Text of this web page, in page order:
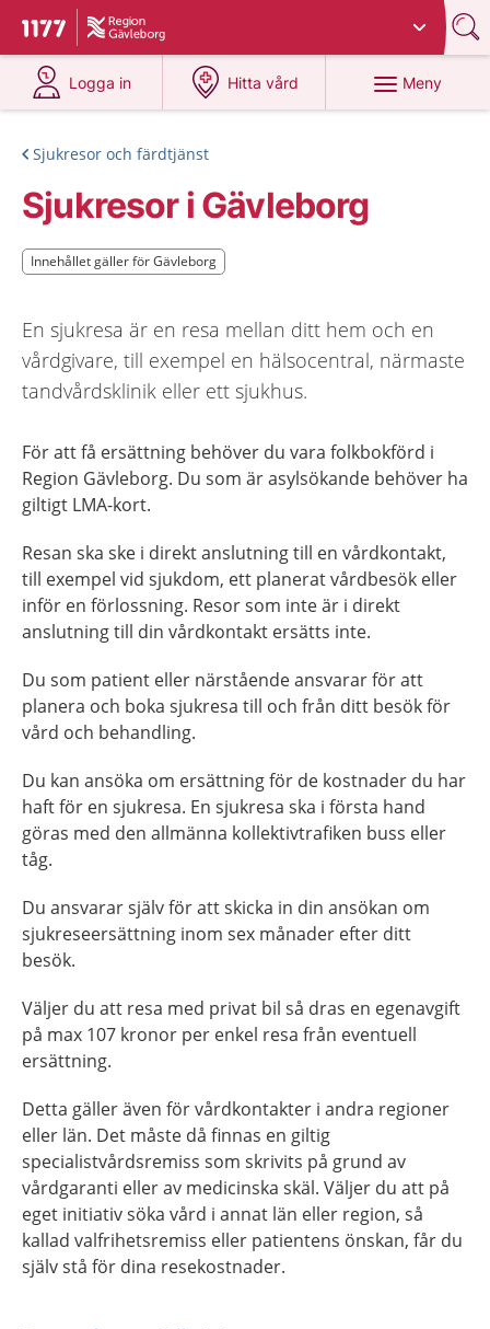
Till startsidan för 1177
Du har valt region
Logga in
på 1177.se
Hitta vård
på 1177.se
Meny
Sjukresor och färdtjänst
Sjukresor i Gävleborg
Innehållet gäller för Gävleborg
Innehållet gäller för Gävleborg
En sjukresa är en resa mellan ditt hem och en
vårdgivare, till exempel en hälsocentral, närmaste
tandvårdsklinik eller ett sjukhus.
För att få ersättning behöver du vara folkbokförd i
Region Gävleborg. Du som är asylsökande behöver ha
giltigt LMA-kort.
Resan ska ske i direkt anslutning till en vårdkontakt,
till exempel vid sjukdom, ett planerat vårdbesök eller
inför en förlossning. Resor som inte är i direkt
anslutning till din vårdkontakt ersätts inte.
Du som patient eller närstående ansvarar för att
planera och boka sjukresa till och från ditt besök för
vård och behandling.
Du kan ansöka om ersättning för de kostnader du har
haft för en sjukresa. En sjukresa ska i första hand
göras med den allmänna kollektivtrafiken buss eller
tåg.
Du ansvarar själv för att skicka in din ansökan om
sjukreseersättning inom sex månader efter ditt
besök.
Väljer du att resa med privat bil så dras en egenavgift
på max 107 kronor per enkel resa från eventuell
ersättning.
Detta gäller även för vårdkontakter i andra regioner
eller län. Det måste då finnas en giltig
specialistvårdsremiss som skrivits på grund av
vårdgaranti eller av medicinska skäl. Väljer du att på
eget initiativ söka vård i annat län eller region, så
kallad valfrihetsremiss eller patientens önskan, får du
själv stå för dina resekostnader.